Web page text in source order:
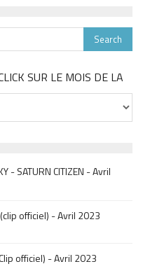
SUR LE MOIS DE LA
- SATURN CITIZEN - Avril
officiel) - Avril 2023
officiel) - Avril 2023